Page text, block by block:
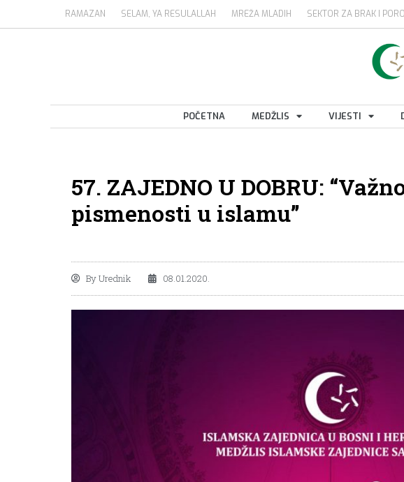
RAMAZAN SELAM, YA RESULALLAH MREŽA MLADIH SEKTOR ZA BRAK I
POČETNA MEDŽLIS VIJESTI
57. ZAJEDNO U DOBRU:
pismenosti u islamu”
ByUrednik 08.01.2020.